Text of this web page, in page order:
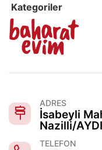
Kategoriler
ADRES
İsabeyli
Nazilli/
TELEFON